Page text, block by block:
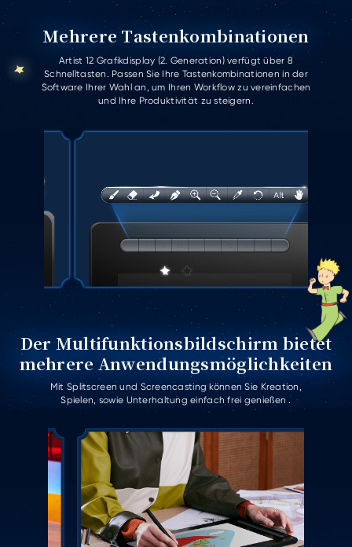
Mehrere Tastenkombinationen
Artist 16 Grafikdisplay (2. Generation) verfügt über 10
Schnelltasten. Passen Sie Ihre Tastenkombinationen in der
Software Ihrer Wahl an, um Ihren Workflow zu vereinfachen
und Ihre Produktivität zu steigern.
Der Multifunktionsbildschirm bietet
mehrere Anwendungsmöglichkeiten
Mit Splitscreen und Screencasting können Sie Kreation,
Spielen, sowie Unterhaltung einfach frei genießen .